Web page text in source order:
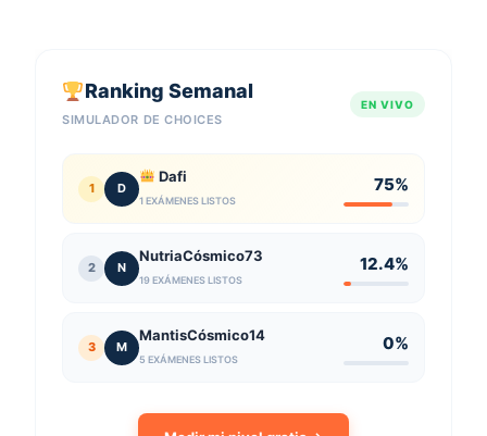
Ranking Semanal
SIMULADOR DE CHOICES
EN VIVO
1 D
Dafi
1 EXÁMENES LISTOS
75%
2 N
NutriaCósmico73
19 EXÁMENES LISTOS
12.4%
3 M
MantisCósmico14
5 EXÁMENES LISTOS
0%